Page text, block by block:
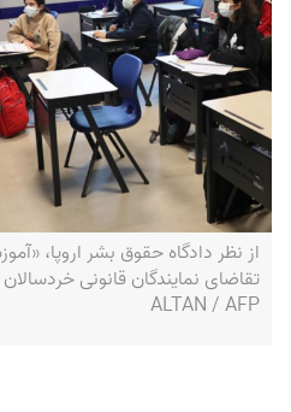
از نظر دادگاه حقوق بشر اروپا،
ALTAN / AFP